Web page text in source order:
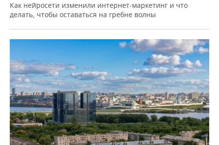
Как нейросети изменили интернет-маркетинг и что
делать, чтобы оставаться на гребне волны